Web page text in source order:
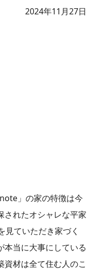
2024年11月27日
」の家の特徴は今
されたオシャレな平家
見ていただき家づく
本当に大事にしている
材は全て住む人のこ